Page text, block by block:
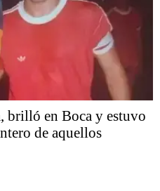
brilló en Boca y estuvo
de aquellos